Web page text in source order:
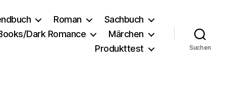
Roman
Sachbuch
Dark Romance
Märchen
Produkttest
Suchen